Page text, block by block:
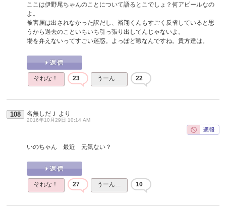
ここは伊野尾ちゃんのことについて語るとこでしょ？何アピールなの
よ。
被害届は出されなかった訳だし、裕翔くんもすごく反省していると思
うから過去のこといちいち引っ張り出してんじゃないよ。
場を弁えないってすごい迷惑。よっぽど暇なんですね。貴方達は。
それな！ 23 うーん… 22
108 名無しだＪ より
2016年10月29日 10:14 AM
いのちゃん 最近 元気ない？
それな！ 27 うーん… 10